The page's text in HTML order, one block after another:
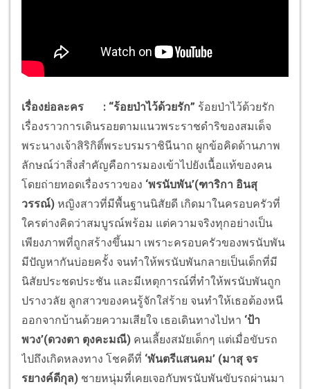
เรื่องย่อละคร : “ร้อยป่าไว้ด้วยรัก” ร้อยป่าไว้ด้วยรัก
เรื่องราวการเดินรอยตามแนวพระราชดำริของสมเด็จ
พระนางเจ้าสิริกิติ์พระบรมราชินีนาถ ผูกข้อคิดด้านภาพ
ลักษณ์ว่าสิ่งสำคัญคือการมองเข้าไปยังเนื้อแท้ของคน
โดยถ่ายทอดเรื่องราวของ ‘พรนับพัน’(ฑาริกา อินสุ
วรรณ์) หญิงสาวที่มีพื้นฐานนิสัยดี เกิดมาในครอบครัวที่
ใครต่างคิดว่าสมบูรณ์พร้อม แต่ความจริงทุกอย่างเป็น
เพียงภาพที่ถูกสร้างขึ้นมา เพราะครอบครัวของพรนับพัน
มีปัญหากันบ่อยครั้ง จนทำให้พรนับพันกลายเป็นเด็กที่มี
นิสัยประชดประชัน และมีเหตุการณ์ที่ทำให้พรนับพันถูก
ปรางวลัย ลูกสาวของคนรู้จักใส่ร้าย จนทำให้เธอต้องหนี
ออกจากบ้านด้วยความเสียใจ เธอเดินทางไปหา ‘ป้า
พวง’(ดวงตา ตุงคะมณี) คนเลี้ยงสมัยเด็กๆ แต่เมื่อขับรถ
ไปถึงเกิดหลงทาง โชคดีที่ ‘พันตรีแสนคม’ (มาสุ จร
รยางค์ดีกุล) ชายหนุ่มที่เคยเจอกับพรนับพันขับรถผ่านมา